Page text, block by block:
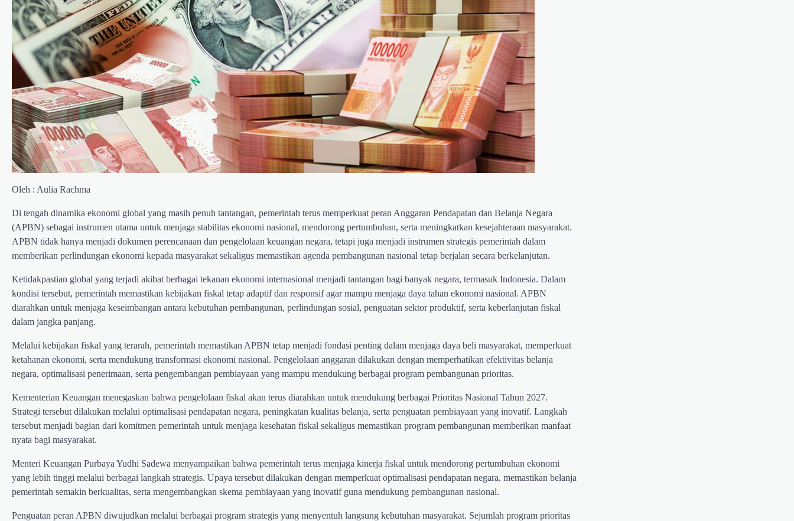
Oleh : Aulia Rachma
Di tengah dinamika ekonomi global yang masih penuh tantangan, pemerintah terus memperkuat peran Anggaran Pendapatan dan Belanja Negara
(APBN) sebagai instrumen utama untuk menjaga stabilitas ekonomi nasional, mendorong pertumbuhan, serta meningkatkan kesejahteraan masyarakat.
APBN tidak hanya menjadi dokumen perencanaan dan pengelolaan keuangan negara, tetapi juga menjadi instrumen strategis pemerintah dalam
memberikan perlindungan ekonomi kepada masyarakat sekaligus memastikan agenda pembangunan nasional tetap berjalan secara berkelanjutan.
Ketidakpastian global yang terjadi akibat berbagai tekanan ekonomi internasional menjadi tantangan bagi banyak negara, termasuk Indonesia. Dalam
kondisi tersebut, pemerintah memastikan kebijakan fiskal tetap adaptif dan responsif agar mampu menjaga daya tahan ekonomi nasional. APBN
diarahkan untuk menjaga keseimbangan antara kebutuhan pembangunan, perlindungan sosial, penguatan sektor produktif, serta keberlanjutan fiskal
dalam jangka panjang.
Melalui kebijakan fiskal yang terarah, pemerintah memastikan APBN tetap menjadi fondasi penting dalam menjaga daya beli masyarakat, memperkuat
ketahanan ekonomi, serta mendukung transformasi ekonomi nasional. Pengelolaan anggaran dilakukan dengan memperhatikan efektivitas belanja
negara, optimalisasi penerimaan, serta pengembangan pembiayaan yang mampu mendukung berbagai program pembangunan prioritas.
Kementerian Keuangan menegaskan bahwa pengelolaan fiskal akan terus diarahkan untuk mendukung berbagai Prioritas Nasional Tahun 2027.
Strategi tersebut dilakukan melalui optimalisasi pendapatan negara, peningkatan kualitas belanja, serta penguatan pembiayaan yang inovatif. Langkah
tersebut menjadi bagian dari komitmen pemerintah untuk menjaga kesehatan fiskal sekaligus memastikan program pembangunan memberikan manfaat
nyata bagi masyarakat.
Menteri Keuangan Purbaya Yudhi Sadewa menyampaikan bahwa pemerintah terus menjaga kinerja fiskal untuk mendorong pertumbuhan ekonomi
yang lebih tinggi melalui berbagai langkah strategis. Upaya tersebut dilakukan dengan memperkuat optimalisasi pendapatan negara, memastikan belanja
pemerintah semakin berkualitas, serta mengembangkan skema pembiayaan yang inovatif guna mendukung pembangunan nasional.
Penguatan peran APBN diwujudkan melalui berbagai program strategis yang menyentuh langsung kebutuhan masyarakat. Sejumlah program prioritas